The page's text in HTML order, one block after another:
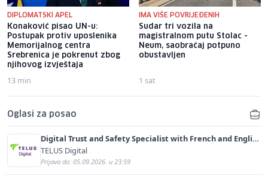
DIPLOMATSKI APEL
Konaković pisao UN-u:
Postupak protiv uposlenika
Memorijalnog centra
Srebrenica je pokrenut zbog
njihovog izvještaja
13 min
IMA VIŠE POVRIJEĐENIH
Sudar tri vozila na
magistralnom putu Stolac -
Neum, saobraćaj potpuno
obustavljen
1 sat
Oglasi za posao
Digital Trust and Safety Specialist with French and English
(m/f)
TELUS Digital
Prijava do: 05.09.2026. u 23:59